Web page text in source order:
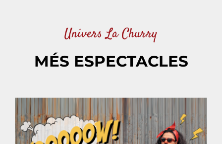
Univers La Churry
MÉS ESPECTACLES